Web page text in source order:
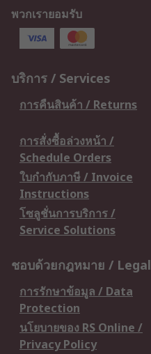
พวกเรายอมรับ
บริการ / Services
การคืนสินค้า / Returns
การสั่งซื้อล่วงหน้า /
Schedule Orders
ใบกำกับภาษี / Invoice
Instructions
โซลูชั่นการบริการ /
Service Solutions
ชอบด้วยกฎหมาย / Legal
การรักษาข้อมูล / Data
Protection
นโยบายของ RS Online /
Privacy Policy